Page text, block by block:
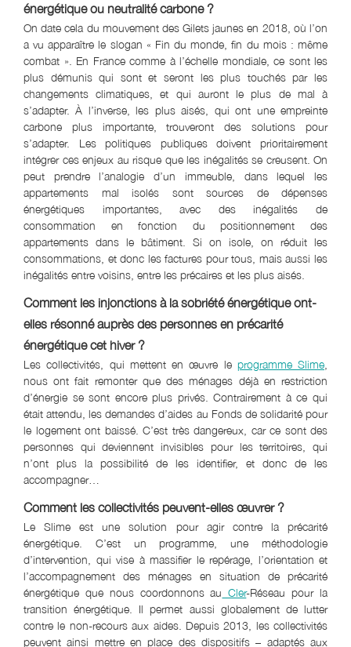
énergétique ou neutralité carbone ?
On date cela du mouvement des Gilets jaunes en 2018, où l’on
a vu apparaître le slogan « Fin du monde, fin du mois : même
combat ». En France comme à l’échelle mondiale, ce sont les
plus démunis qui sont et seront les plus touchés par les
changements climatiques, et qui auront le plus de mal à
s’adapter. À l’inverse, les plus aisés, qui ont une empreinte
carbone plus importante, trouveront des solutions pour
s’adapter. Les politiques publiques doivent prioritairement
intégrer ces enjeux au risque que les inégalités se creusent. On
peut prendre l’analogie d’un immeuble, dans lequel les
appartements mal isolés sont sources de dépenses
énergétiques importantes, avec des inégalités de
consommation en fonction du positionnement des
appartements dans le bâtiment. Si on isole, on réduit les
consommations, et donc les factures pour tous, mais aussi les
inégalités entre voisins, entre les précaires et les plus aisés.
Comment les injonctions à la sobriété énergétique ont-
elles résonné auprès des personnes en précarité
énergétique cet hiver ?
Les collectivités, qui mettent en œuvre le programme Slime
nous ont fait remonter que des ménages déjà en restriction
d’énergie se sont encore plus privés. Contrairement à ce qui
était attendu, les demandes d’aides au Fonds de solidarité pour
le logement ont baissé. C’est très dangereux, car ce sont des
personnes qui deviennent invisibles pour les territoires, qui
n’ont plus la possibilité de les identifier, et donc de les
accompagner…
Comment les collectivités peuvent-elles œuvrer ?
Le Slime est une solution pour agir contre la précarité
énergétique. C’est un programme, une méthodologie
d’intervention, qui vise à massifier le repérage, l’orientation et
l’accompagnement des ménages en situation de précarité
énergétique que nous coordonnons au Cler-Réseau pour la
transition énergétique. Il permet aussi globalement de lutter
contre le non-recours aux aides. Depuis 2013, les collectivités
peuvent ainsi mettre en place des dispositifs – adaptés aux